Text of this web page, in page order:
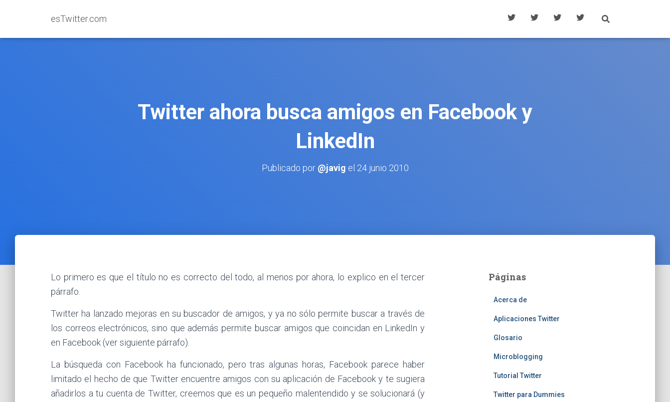
esTwitter.com
Twitter ahora busca amigos en Facebook y
LinkedIn
Publicado por @javig el 24 junio 2010
Lo primero es que el título no es correcto del todo, al menos por ahora, lo explico en el tercer
párrafo.
Twitter ha lanzado mejoras en su buscador de amigos, y ya no sólo permite buscar a través de
los correos electrónicos, sino que además permite buscar amigos que coincidan en LinkedIn y
en Facebook (ver siguiente párrafo).
La búsqueda con Facebook ha funcionado, pero tras algunas horas, Facebook parece haber
limitado el hecho de que Twitter encuentre amigos con su aplicación de Facebook y te sugiera
añadirlos a tu cuenta de Twitter, creemos que es un pequeño malentendido y se solucionará (y
Páginas
Acerca de
Aplicaciones Twitter
Glosario
Microblogging
Tutorial Twitter
Twitter para Dummies